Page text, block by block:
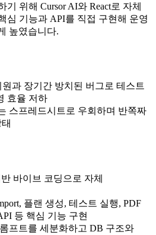
위해 Cursor AI와 React로 자체
심 기능과 API를 직접 구현해 운영
높였습니다.
과 장기간 방치된 버그로 테스트
효율 저하
스프레드시트로 우회하며 반쪽짜
바이브 코딩으로 자체
플랜 생성, 테스트 실행, PDF
등 핵심 기능 구현
프트를 세분화하고 DB 구조와